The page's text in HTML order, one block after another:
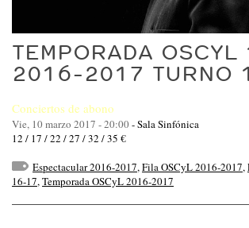
TEMPORADA OSCYL
2016-2017 TURNO 1
Conciertos de abono
Vie, 10 marzo 2017 - 20:00-Sala Sinfónica
12 / 17 / 22 / 27 / 32 / 35 €
Espectacular 2016-2017,Fila OSCyL 2016-2017,
16-17,Temporada OSCyL 2016-2017